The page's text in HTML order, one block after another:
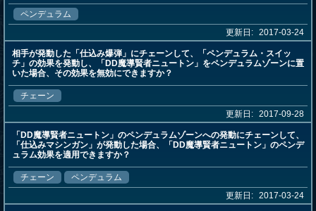
ペンデュラム
更新日: 2017-03-24
相手が発動した「仕込み爆弾」にチェーンして、「ペンデュラム・スイッ
チ」の効果を発動し、「DD魔導賢者ニュートン」をペンデュラムゾーンに置
いた場合、その効果を無効にできますか？
チェーン
更新日: 2017-09-28
「DD魔導賢者ニュートン」のペンデュラムゾーンへの発動にチェーンして、
「仕込みマシンガン」が発動した場合、「DD魔導賢者ニュートン」のペンデ
ュラム効果を適用できますか？
チェーン
ペンデュラム
更新日: 2017-03-24